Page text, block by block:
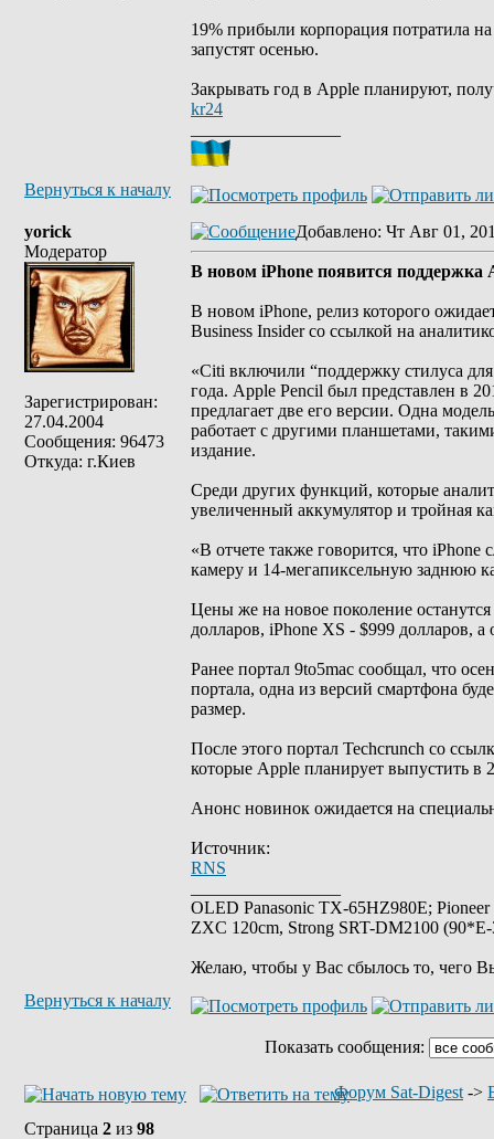
19% прибыли корпорация потратила
запустят осенью.
Закрывать год в Apple планируют,
kr24
Вернуться к началу
yorick
Модератор
Зарегистрирован:
27.04.2004
Сообщения: 96473
Откуда: г.Киев
Добавлено: Чт Авг 01,
В новом iPhone появится поддержка
В новом iPhone, релиз которого
Business Insider со ссылкой на
«Citi включили “поддержку стилуса
года. Apple Pencil был представлен в
предлагает две его версии. Одна
работает с другими планшетами,
издание.
Среди других функций, которые
увеличенный аккумулятор и тройная
«В отчете также говорится, что
камеру и 14-мегапиксельную заднюю
Цены же на новое поколение
долларов, iPhone XS - $999 долларов,
Ранее портал 9to5mac сообщал, что
портала, одна из версий смартфона
размер.
После этого портал Techcrunch со
которые Apple планирует выпустить в
Анонс новинок ожидается на
Источник:
RNS
OLED Panasonic TX-65HZ980E;
ZXC 120cm, Strong SRT-DM2100
Желаю, чтобы у Вас сбылось то, чего
Вернуться к началу
Показать сообщения:
Форум Sat-Digest ->
Страница 2 из 98